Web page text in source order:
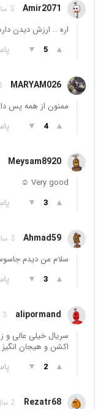
Amir2071 3 سال قبل
اره .. ارزش دیدن
▲
5
▼
MARYAM026
3
ممنون از همه پس
▲
4
▼
Meysam8920
Very good ☺️
▲
3
▼
Ahmad59 3 سال قبل
سلام من دیدم
▲
3
▼
alipormand 3 ماه قبل
سریال خیلی عالی و
اکشن و هیجان انگیز
▲
2
▼
Rezatr68 2 سال قبل